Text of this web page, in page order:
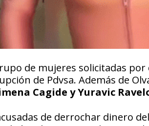
de mujeres solicitadas
de Pdvsa. Además de
Cagide y Yuravic
de derrochar dinero